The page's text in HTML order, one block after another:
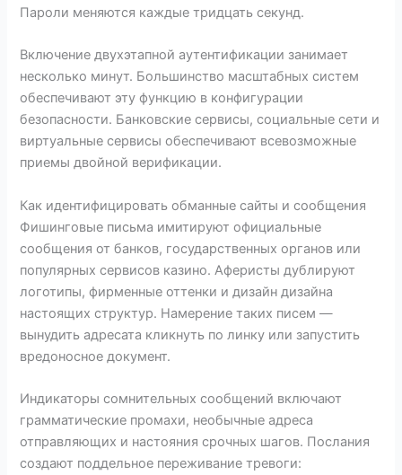
Пароли меняются каждые тридцать секунд.
Включение двухэтапной аутентификации занимает
несколько минут. Большинство масштабных систем
обеспечивают эту функцию в конфигурации
безопасности. Банковские сервисы, социальные сети и
виртуальные сервисы обеспечивают всевозможные
приемы двойной верификации.
Как идентифицировать обманные сайты и сообщения
Фишинговые письма имитируют официальные
сообщения от банков, государственных органов или
популярных сервисов казино. Аферисты дублируют
логотипы, фирменные оттенки и дизайн дизайна
настоящих структур. Намерение таких писем —
вынудить адресата кликнуть по линку или запустить
вредоносное документ.
Индикаторы сомнительных сообщений включают
грамматические промахи, необычные адреса
отправляющих и настояния срочных шагов. Послания
создают поддельное переживание тревоги: